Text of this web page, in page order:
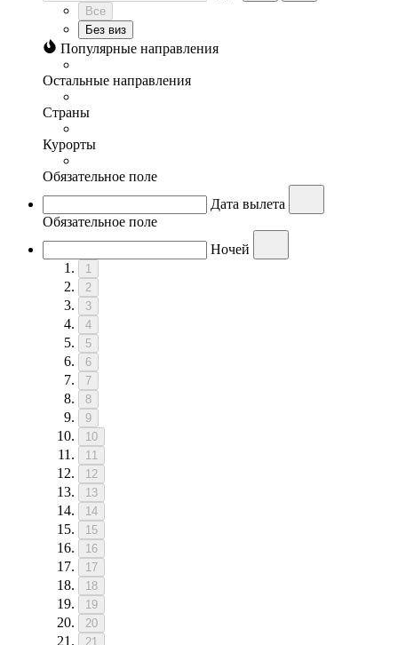
Все
Без виз
Популярные направления
Остальные направления
Страны
Курорты
Обязательное поле
Дата вылета
Обязательное поле
Ночей
1
2
3
4
5
6
7
8
9
10
11
12
13
14
15
16
17
18
19
20
21